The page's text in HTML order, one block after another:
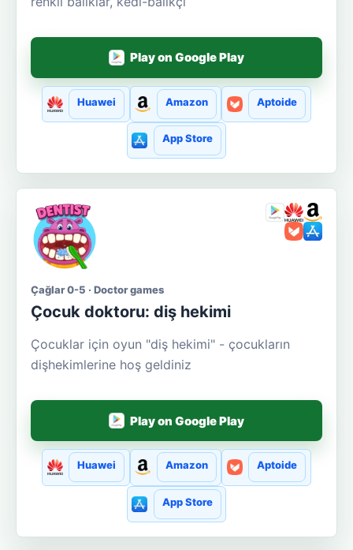
Play on Google Play
Huawei Amazon Aptoide
App Store
Çağlar 0-5 · Doctor games
Çocuk doktoru: diş hekimi
Çocuklar için oyun "diş hekimi" - çocukların
dişhekimlerine hoş geldiniz
Play on Google Play
Huawei Amazon Aptoide
App Store